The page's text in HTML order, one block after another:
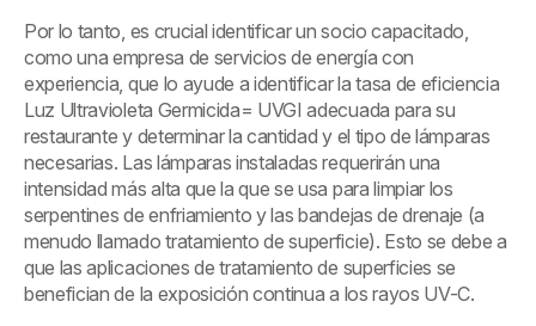
Por lo tanto, es crucial identificar un socio capacitado,
como una empresa de servicios de energía con
experiencia, que lo ayude a identificar la tasa de eficiencia
Luz Ultravioleta Germicida= UVGI adecuada para su
restaurante y determinar la cantidad y el tipo de lámparas
necesarias. Las lámparas instaladas requerirán una
intensidad más alta que la que se usa para limpiar los
serpentines de enfriamiento y las bandejas de drenaje (a
menudo llamado tratamiento de superficie). Esto se debe a
que las aplicaciones de tratamiento de superficies se
benefician de la exposición continua a los rayos UV-C.